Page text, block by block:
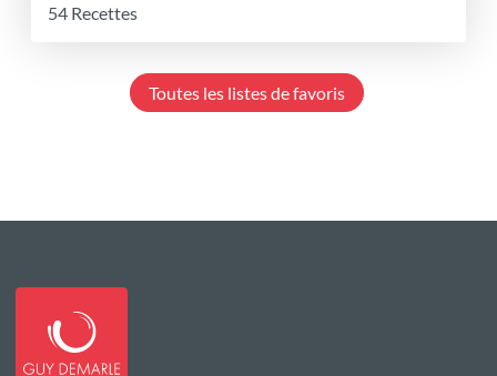
54 Recettes
Toutes les listes de favoris